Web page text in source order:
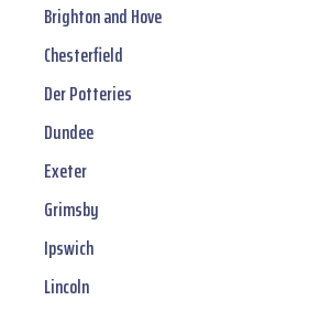
Brighton and Hove
Chesterfield
Der Potteries
Dundee
Exeter
Grimsby
Ipswich
Lincoln